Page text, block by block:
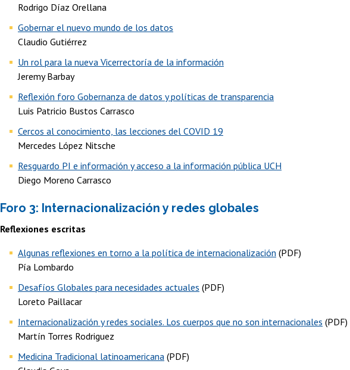
Rodrigo Díaz Orellana
Gobernar el nuevo mundo de los datos
Claudio Gutiérrez
Un rol para la nueva Vicerrectoría de la información
Jeremy Barbay
Reflexión foro Gobernanza de datos y políticas de transparencia
Luis Patricio Bustos Carrasco
Cercos al conocimiento, las lecciones del COVID 19
Mercedes López Nitsche
Resguardo PI e información y acceso a la información pública UCH
Diego Moreno Carrasco
Foro 3: Internacionalización y redes globales
Reflexiones escritas
Algunas reflexiones en torno a la política de internacionalización (PDF)
Pía Lombardo
Desafíos Globales para necesidades actuales (PDF)
Loreto Paillacar
Internacionalización y redes sociales. Los cuerpos que no son internacionales (PDF)
Martín Torres Rodriguez
Medicina Tradicional latinoamericana (PDF)